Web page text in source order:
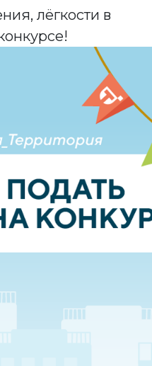
лёгкости в